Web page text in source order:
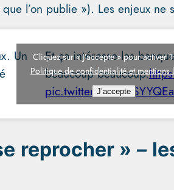
l’on publie »). Les enjeux ne
Un
Et ça intéresse les
beaucoup beaucoup.
pic.twitter.com/
Cliquez sur « J’accepte » pour activer
Politique de confidentialité et mentions
J’accepte
reprocher » –